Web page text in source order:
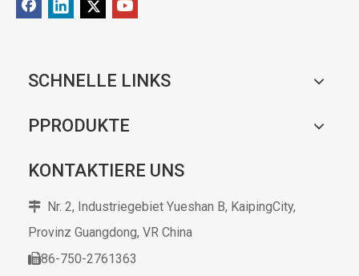
SCHNELLE LINKS
PPRODUKTE
KONTAKTIERE UNS
 Nr. 2, Industriegebiet Yueshan B, KaipingCity,
Provinz Guangdong, VR China
86-750-2761363